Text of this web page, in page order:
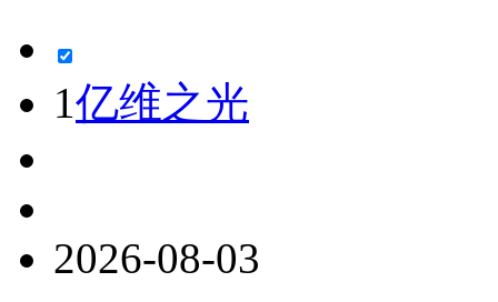
1亿维之光
2026-08-03